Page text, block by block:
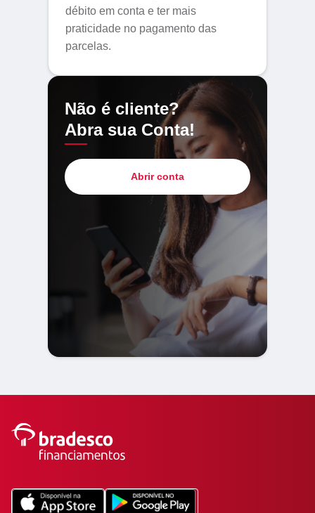
débito em conta e ter mais
praticidade no pagamento das
parcelas.
Não é cliente?
Abra sua Conta!
Abrir conta